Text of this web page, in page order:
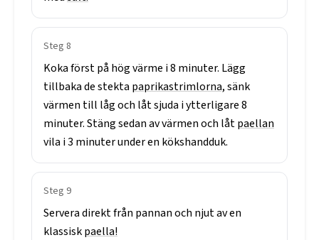
Steg 8
Kokaförstpå högvärme i8 minuter. Lägg
tillbakadestekta paprikastrimlorna,sänk
värmen till lågoch låtsjuda iytterligare8
minuter.Stängsedanavvärmenoch låtpaellan
vila i3 minuterunderen kökshandduk.
Steg 9
Serveradirektfrån pannanoch njutaven
klassiskpaella!